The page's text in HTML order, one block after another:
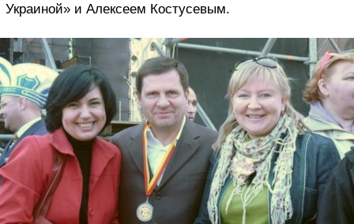
Украиной» и Алексеем Костусевым.